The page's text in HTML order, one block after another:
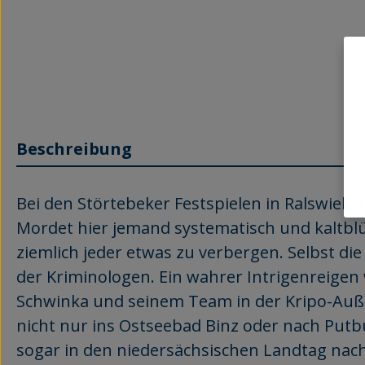
Beschreibung
Bei den Störtebeker Festspielen in
Mordet hier jemand systematisch und
ziemlich jeder etwas zu verbergen. Selbst
der Kriminologen. Ein wahrer
Schwinka und seinem Team in der Kripo-
nicht nur ins Ostseebad Binz oder nach
sogar in den niedersächsischen Landtag